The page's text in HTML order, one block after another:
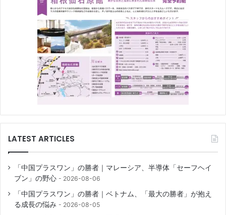
LATEST ARTICLES
「中国プラスワン」の勝者｜マレーシア、半導体「セーフヘイ
ブン」の野心
2026-08-06
「中国プラスワン」の勝者｜ベトナム、「最大の勝者」が抱え
る成長の悩み
2026-08-05